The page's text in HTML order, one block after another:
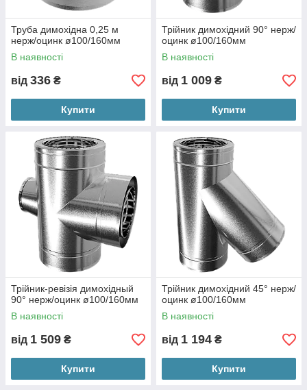
Труба димохідна 0,25 м
нерж/оцинк ø100/160мм
В наявності
від 336 ₴
Купити
Трійник димохідний 90° нерж/
оцинк ø100/160мм
В наявності
від 1 009 ₴
Купити
Трійник-ревізія димохідный
90° нерж/оцинк ø100/160мм
В наявності
від 1 509 ₴
Купити
Трійник димохідний 45° нерж/
оцинк ø100/160мм
В наявності
від 1 194 ₴
Купити